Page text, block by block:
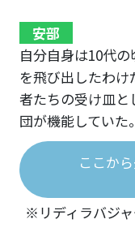
安部
自分自身は10代
を飛び出したわ
者たちの受け皿と
団が機能していた。
ここか
※リディラバジ